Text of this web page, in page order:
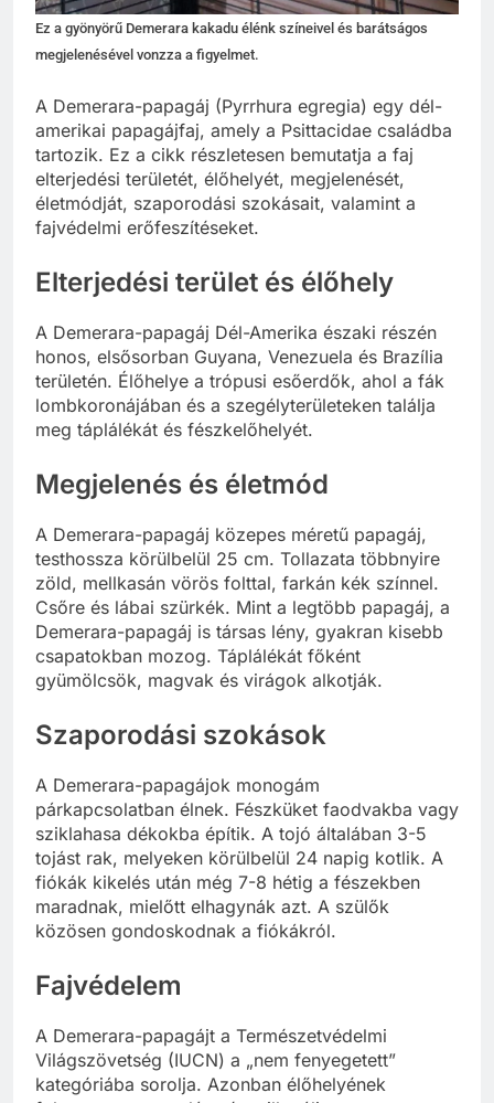
Ez a gyönyörű Demerara kakadu élénk színeivel és barátságos
megjelenésével vonzza a figyelmet.
A Demerara-papagáj (Pyrrhura egregia) egy dél-
amerikai papagájfaj, amely a Psittacidae családba
tartozik. Ez a cikk részletesen bemutatja a faj
elterjedési területét, élőhelyét, megjelenését,
életmódját, szaporodási szokásait, valamint a
fajvédelmi erőfeszítéseket.
Elterjedési terület és élőhely
A Demerara-papagáj Dél-Amerika északi részén
honos, elsősorban Guyana, Venezuela és Brazília
területén. Élőhelye a trópusi esőerdők, ahol a fák
lombkoronájában és a szegélyterületeken találja
meg táplálékát és fészkelőhelyét.
Megjelenés és életmód
A Demerara-papagáj közepes méretű papagáj,
testhossza körülbelül 25 cm. Tollazata többnyire
zöld, mellkasán vörös folttal, farkán kék színnel.
Csőre és lábai szürkék. Mint a legtöbb papagáj, a
Demerara-papagáj is társas lény, gyakran kisebb
csapatokban mozog. Táplálékát főként
gyümölcsök, magvak és virágok alkotják.
Szaporodási szokások
A Demerara-papagájok monogám
párkapcsolatban élnek. Fészküket faodvakba vagy
sziklahasa dékokba építik. A tojó általában 3-5
tojást rak, melyeken körülbelül 24 napig kotlik. A
fiókák kikelés után még 7-8 hétig a fészekben
maradnak, mielőtt elhagynák azt. A szülők
közösen gondoskodnak a fiókákról.
Fajvédelem
A Demerara-papagájt a Természetvédelmi
Világszövetség (IUCN) a „nem fenyegetett”
kategóriába sorolja. Azonban élőhelyének